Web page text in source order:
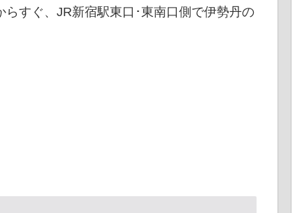
らすぐ、JR新宿駅東口･東南口側で伊勢丹の